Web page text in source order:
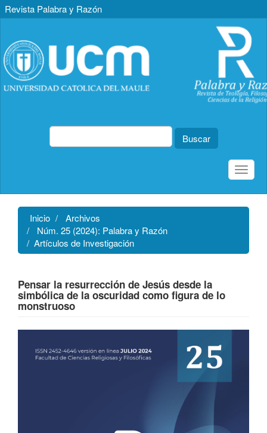
Revista Palabra y Razón
Contenido
principal
Barra
lateral
Buscar
Toggle
Inicio
Archivos
Núm. 25 (2024): Palabra y Razón
Artículos de Investigación
Pensar la resurrección de Jesús desde la
simbólica de la oscuridad como figura de lo
monstruoso
Barra
artículo